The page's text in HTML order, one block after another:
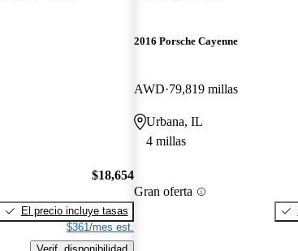
$18,654
El precio incluye tasas
$361/mes est.
2016 Porsche Cayenne
AWD 79,819 millas
Urbana, IL
4 millas
Gran oferta